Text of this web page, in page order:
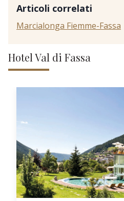
Articoli correlati
Marcialonga Fiemme-Fassa
Hotel Val di Fassa